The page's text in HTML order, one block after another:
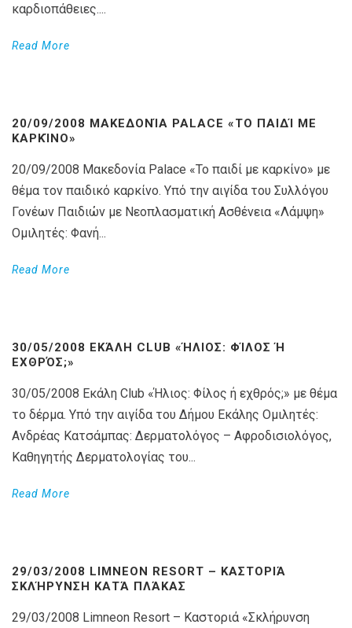
καρδιοπάθειες....
Read More
20/09/2008 ΜΑΚΕΔΟΝΊΑ PALACE «ΤΟ ΠΑΙΔΊ ΜΕ
ΚΑΡΚΊΝΟ»
20/09/2008 Μακεδονία Palace «Το παιδί με καρκίνο» με
θέμα τον παιδικό καρκίνο. Υπό την αιγίδα του Συλλόγου
Γονέων Παιδιών με Νεοπλασματική Ασθένεια «Λάμψη»
Ομιλητές: Φανή...
Read More
30/05/2008 ΕΚΆΛΗ CLUB «ΉΛΙΟΣ: ΦΊΛΟΣ Ή
ΕΧΘΡΌΣ;»
30/05/2008 Εκάλη Club «Ήλιος: Φίλος ή εχθρός;» με θέμα
το δέρμα. Υπό την αιγίδα του Δήμου Εκάλης Ομιλητές:
Ανδρέας Κατσάμπας: Δερματολόγος – Αφροδισιολόγος,
Καθηγητής Δερματολογίας του...
Read More
29/03/2008 LIMNEON RESORT – ΚΑΣΤΟΡΙΆ
ΣΚΛΉΡΥΝΣΗ ΚΑΤΆ ΠΛΆΚΑΣ
29/03/2008 Limneon Resort – Καστοριά «Σκλήρυνση